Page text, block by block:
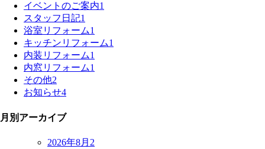
イベントのご案内1
スタッフ日記1
浴室リフォーム1
キッチンリフォーム1
内装リフォーム1
内窓リフォーム1
その他2
お知らせ4
月別アーカイブ
2026年8月 2